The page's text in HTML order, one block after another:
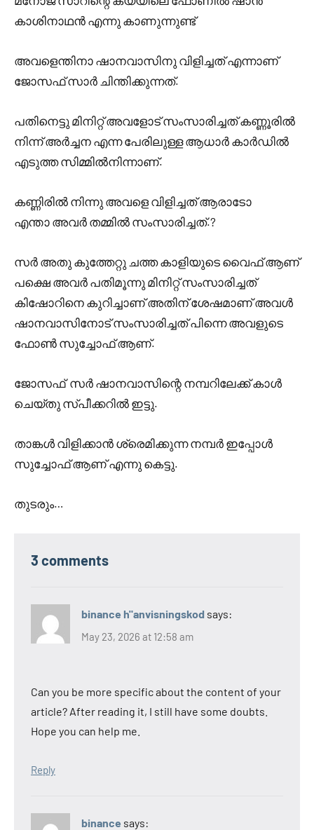
കാശിനാഥൻ എന്നു കാണുന്നുണ്ട്
അവളെന്തിനാ ഷാനവാസിനു വിളിച്ചത് എന്നാണ്
ജോസഫ് സാർ ചിന്തിക്കുന്നത്.
പതിനെട്ടു മിനിറ്റ് അവളോട് സംസാരിച്ചത് കണ്ണൂരിൽ
നിന്ന് അർച്ചന എന്ന പേരിലുള്ള ആധാർ കാർഡിൽ
എടുത്ത സിമ്മിൽനിന്നാണ്.
കണ്ണിരിൽ നിന്നു അവളെ വിളിച്ചത് ആരാടോ
എന്താ അവർ തമ്മിൽ സംസാരിച്ചത്.?
സർ അതു കുത്തേറ്റു ചത്ത കാളിയുടെ വൈഫ് ആണ്
പക്ഷെ അവർ പതിമൂന്നു മിനിറ്റ് സംസാരിച്ചത്
കിഷോറിനെ കുറിച്ചാണ് അതിന് ശേഷമാണ് അവൾ
ഷാനവാസിനോട് സംസാരിച്ചത് പിന്നെ അവളുടെ
ഫോൺ സുച്ചോഫ് ആണ്.
ജോസഫ് ‌ സർ ഷാനവാസിന്റെ നമ്പറിലേക്ക് കാൾ
ചെയ്തു സ്പീക്കറിൽ ഇട്ടു.
താങ്കൾ വിളിക്കാൻ ശ്രെമിക്കുന്ന നമ്പർ ഇപ്പോൾ
സുച്ചോഫ് ആണ് എന്നു കെട്ടു.
തുടരും…
3 comments
binance h"anvisningskod says:
May 23, 2026 at 12:58 am
Can you be more specific about the content of your
article? After reading it, I still have some doubts.
Hope you can help me.
Reply
binance says: